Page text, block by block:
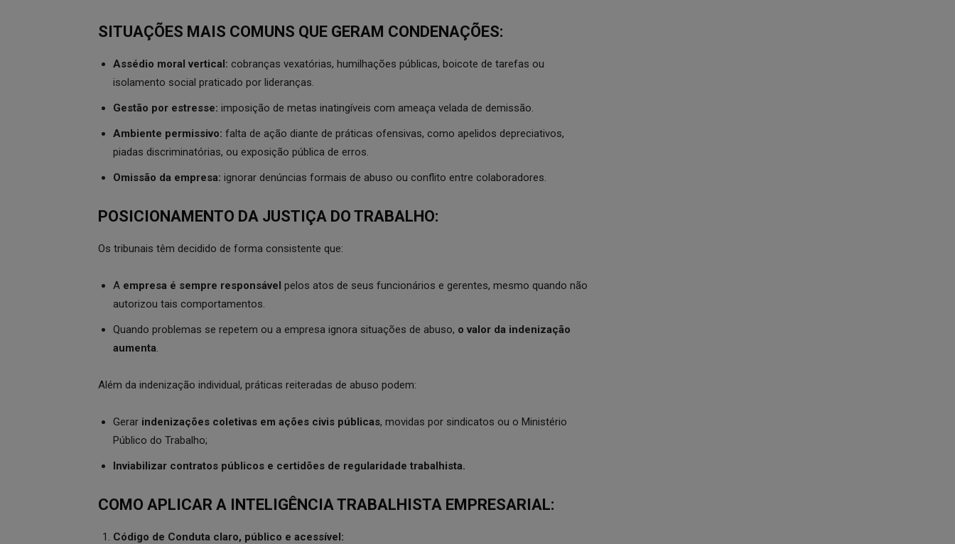
SITUAÇÕES MAIS COMUNS QUE GERAM CONDENAÇÕES:
Assédio moral vertical: cobranças vexatórias, humilhações públicas, boicote de tarefas ou
isolamento social praticado por lideranças.
Gestão por estresse: imposição de metas inatingíveis com ameaça velada de demissão.
Ambiente permissivo: falta de ação diante de práticas ofensivas, como apelidos depreciativos,
piadas discriminatórias, ou exposição pública de erros.
Omissão da empresa: ignorar denúncias formais de abuso ou conflito entre colaboradores.
POSICIONAMENTO DA JUSTIÇA DO TRABALHO:
Os tribunais têm decidido de forma consistente que:
A empresa é sempre responsável pelos atos de seus funcionários e gerentes, mesmo quando não
autorizou tais comportamentos.
Quando problemas se repetem ou a empresa ignora situações de abuso, o valor da indenização
aumenta.
Além da indenização individual, práticas reiteradas de abuso podem:
Gerar indenizações coletivas em ações civis públicas, movidas por sindicatos ou o Ministério
Público do Trabalho;
Inviabilizar contratos públicos e certidões de regularidade trabalhista.
COMO APLICAR A INTELIGÊNCIA TRABALHISTA EMPRESARIAL:
Código de Conduta claro, público e acessível: